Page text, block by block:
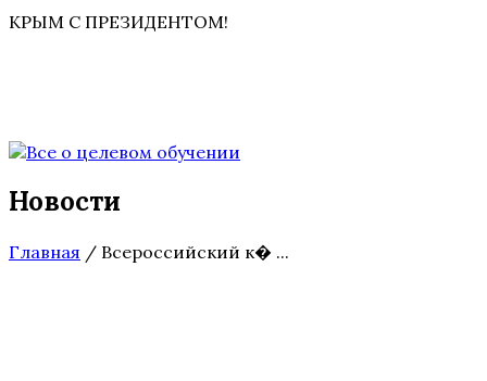
КРЫМ С ПРЕЗИДЕНТОМ!
Новости
Главная / Всероссийский к� ...